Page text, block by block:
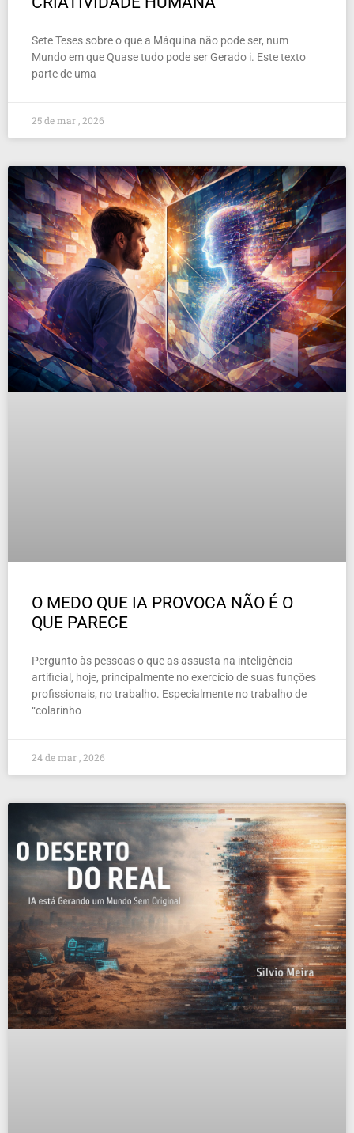
Sete Teses sobre o que a Máquina não pode ser, num
Mundo em que Quase tudo pode ser Gerado i. Este texto
parte de uma
25 de mar , 2026
O MEDO QUE IA PROVOCA NÃO É O
QUE PARECE
Pergunto às pessoas o que as assusta na inteligência
artificial, hoje, principalmente no exercício de suas funções
profissionais, no trabalho. Especialmente no trabalho de
“colarinho
24 de mar , 2026